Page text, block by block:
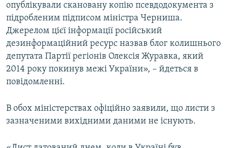
опублікували скановану копію псевдодокумента з
підробленим підписом міністра Черниша.
Джерелом цієї інформації російський
дезинформаційний ресурс назвав блог колишнього
депутата Партії регіонів Олексія Журавка, який
2014 року покинув межі України», – йдеться в
повідомленні.
В обох міністерствах офіційно заявили, що листи з
зазначеними вихідними даними не існують.